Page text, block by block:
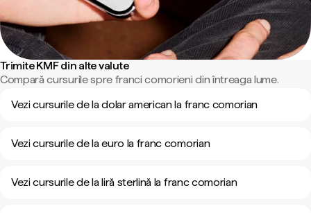
Trimite KMF din alte valute
Compară cursurile spre franci comorieni din întreaga lume.
Vezi cursurile de la dolar american la franc comorian
Vezi cursurile de la euro la franc comorian
Vezi cursurile de la liră sterlină la franc comorian